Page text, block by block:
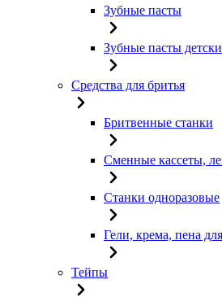
Зубные пасты
Зубные пасты
Средства для бритья
Бритвенные станки
Сменные кассеты,
Станки одноразовые
Гели, крема, пена
Тейпы